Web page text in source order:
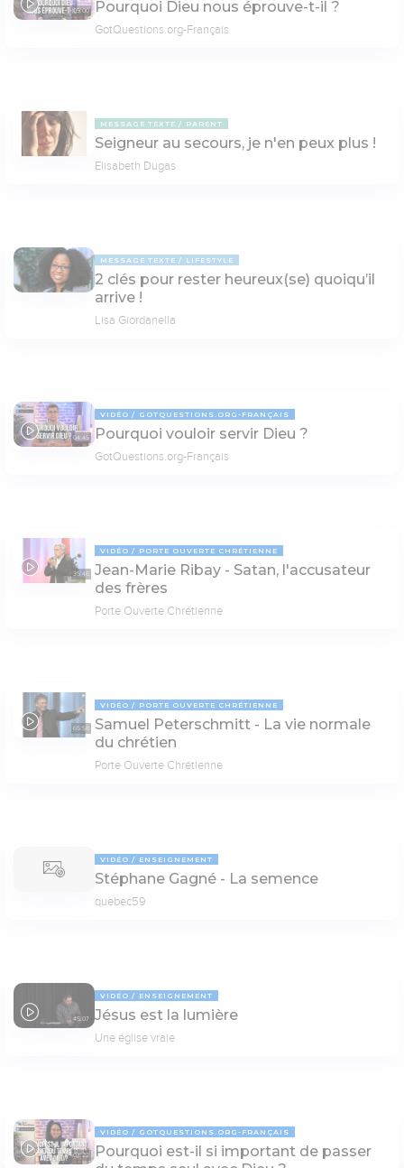
05:00 Pourquoi Dieu nous éprouve-t-il ?
GotQuestions.org-Français
MESSAGE TEXTE PARENT
Seigneur au secours, je n'en peux plus !
Elisabeth Dugas
MESSAGE TEXTE LIFESTYLE
2 clés pour rester heureux(se) quoiqu’il
arrive !
Lisa Giordanella
04:45
VIDÉO GOTQUESTIONS.ORG-FRANÇAIS
Pourquoi vouloir servir Dieu ?
GotQuestions.org-Français
35:46
VIDÉO PORTE OUVERTE CHRÉTIENNE
Jean-Marie Ribay - Satan, l'accusateur
des frères
Porte Ouverte Chrétienne
65:58
VIDÉO PORTE OUVERTE CHRÉTIENNE
Samuel Peterschmitt - La vie normale
du chrétien
Porte Ouverte Chrétienne
VIDÉO ENSEIGNEMENT
Stéphane Gagné - La semence
quebec59
45:07
VIDÉO ENSEIGNEMENT
Jésus est la lumière
Une église vraie
03:22
VIDÉO GOTQUESTIONS.ORG-FRANÇAIS
Pourquoi est-il si important de passer